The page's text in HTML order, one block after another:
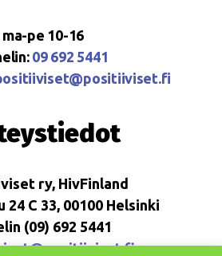
ma-pe 10-16
09 692 5441
ry, HivFinland
24 C 33, 00100 Helsinki
(09) 692 5441